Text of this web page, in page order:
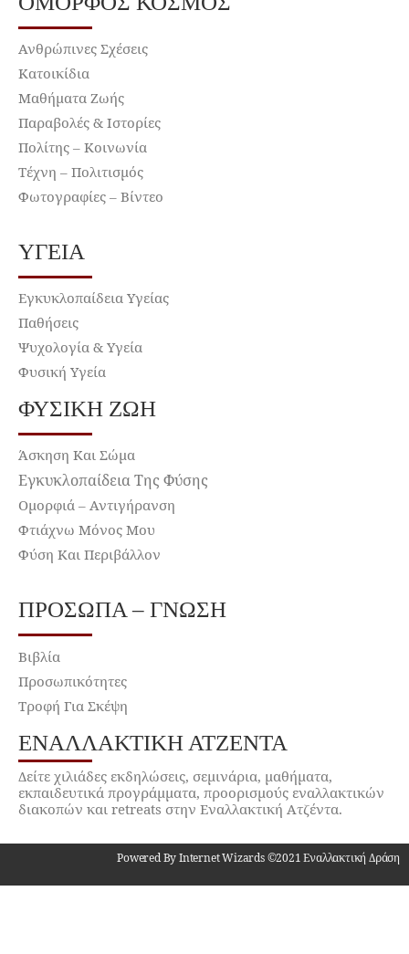
Ανθρώπινες Σχέσεις
Κατοικίδια
Μαθήματα Ζωής
Παραβολές & Ιστορίες
Πολίτης – Κοινωνία
Τέχνη – Πολιτισμός
Φωτογραφίες – Βίντεο
ΥΓΕΊΑ
Εγκυκλοπαίδεια Υγείας
Παθήσεις
Ψυχολογία & Υγεία
Φυσική Υγεία
ΦΥΣΙΚΉ ΖΩΉ
Άσκηση Και Σώμα
Εγκυκλοπαίδεια Της Φύσης
Ομορφιά – Αντιγήρανση
Φτιάχνω Μόνος Μου
Φύση Και Περιβάλλον
ΠΡΌΣΩΠΑ – ΓΝΏΣΗ
Βιβλία
Προσωπικότητες
Τροφή Για Σκέψη
ΕΝΑΛΛΑΚΤΙΚΉ ΑΤΖΈΝΤΑ
Δείτε χιλιάδες εκδηλώσεις, σεμινάρια, μαθήματα,
εκπαιδευτικά προγράμματα, προορισμούς εναλλακτικών
διακοπών και retreats στην Εναλλακτική Ατζέντα.
Powered By Internet Wizards ©2021 Εναλλακτική Δράση